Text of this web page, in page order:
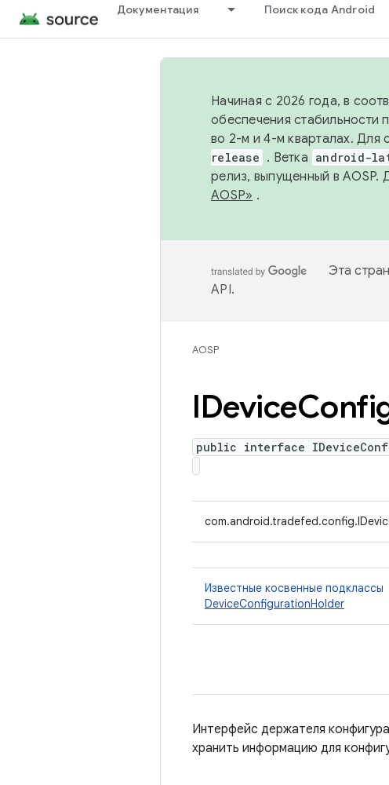
Документация Поиск кода Android
Начиная с 2026 года, в
обеспечения стабильности
во 2-м и 4-м кварталах. Для
release . Ветка android-
релиз, выпущенный в AOSP.
AOSP» .
Эта
API.
AOSP
IDevice
public interface
Известные косвенные подклассы
DeviceConfigurationHolder
Интерфейс держателя
хранить информацию для